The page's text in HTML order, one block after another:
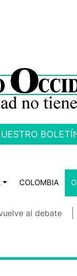
COLOMBIA
al debate